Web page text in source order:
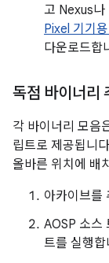
고 Nexus나
Pixel 기기
다운로드합
독점 바이너리
각 바이너리 모음
립트로 제공됩니
올바른 위치에 배
아카이브를
AOSP 소스
트를 실행합